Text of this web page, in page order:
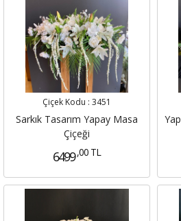
Çiçek Kodu : 3451
Sarkık Tasarım Yapay Masa
Çiçeği
6499 ,00 TL